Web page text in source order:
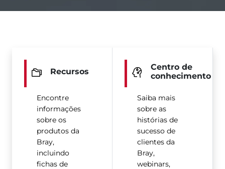
Recursos
Encontre
informações
sobre os
produtos da
Bray,
incluindo
fichas de
Centro de
conhecimento
Saiba mais
sobre as
histórias de
sucesso de
clientes da
Bray,
webinars,